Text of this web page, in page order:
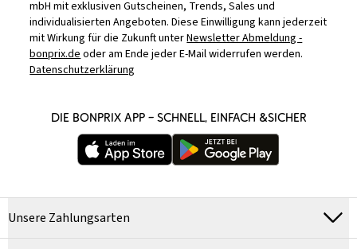
mbH mit exklusiven Gutscheinen, Trends, Sales und
individualisierten Angeboten. Diese Einwilligung kann jederzeit
mit Wirkung für die Zukunft unterNewsletter Abmeldung -
bonprix.deoder am Ende jeder E-Mail widerrufen werden.
Datenschutzerklärung
DIE BONPRIX APP – SCHNELL, EINFACH &SICHER
Unsere Zahlungsarten